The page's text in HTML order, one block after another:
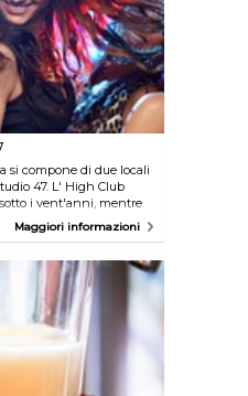
si compone di due locali
47. L' High Club
i vent'anni, mentre
dai trentenni. High
dj internazionali
Maggiori informazioni